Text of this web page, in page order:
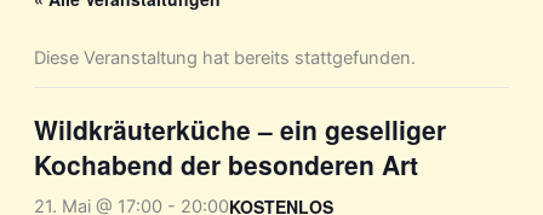
Diese Veranstaltung hat bereits stattgefunden.
Wildkräuterküche – ein geselliger
Kochabend der besonderen Art
21. Mai @ 17:00- 20:00KOSTENLOS